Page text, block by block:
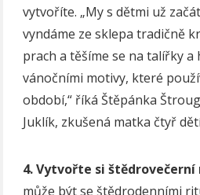
vytvoříte. „My s dětmi už
vyndáme ze sklepa tradičně
prach a těšíme se na talířky
vánočními motivy, které
období,“ říká Štěpánka
Juklík, zkušená matka čtyř
4. Vytvořte si
může být se štědrodenními